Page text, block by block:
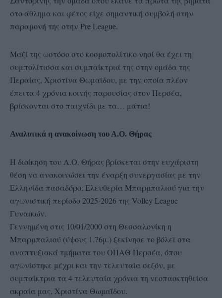
στο άθλημα και φέτος είχε σημαντική συμβολή στην
παραμονή της στην Pre League.
Μαζί της ωστόσο στο κοσμοπολίτικο νησί θα έχει τη
συμπολίτισσα και συμπαίκτριά της στην ομάδα της
Περαίας, Χριστίνα Θωμαϊδου, με την οποία πλέον
έπειτα 4 χρόνια κοινής παρουσίας στον Περσέα,
βρίσκονται στο παιχνίδι με τα… μάτια!
Αναλυτικά η ανακοίνωση του Α.Ο. Θήρας
Η διοίκηση του Α.Ο. Θήρας βρίσκεται στην ευχάριστη
θέση να ανακοινώσει την έναρξη συνεργασίας με την
Ελληνίδα πασαδόρο, Ελευθερία Μπαρμπαλιού για την
αγωνιστική περίοδο 2025-2026 της Volley League
Γυναικών.
Γεννημένη στις 10/01/2000 στη Θεσσαλονίκη η
Μπαρμπαλιού (ύψους 1.76μ.) ξεκίνησε το βόλεϊ στα
αναπτυξιακά τμήματα του ΟΠΑΘ Περσέα, όπου
αγωνίστηκε μέχρι και την τελευταία σεζόν, με
συμπαίκτρια τα 4 τελευταία χρόνια τη νεοπαοκτηθείσα
ακραία μας, Χριστίνα Θωμαΐδου.